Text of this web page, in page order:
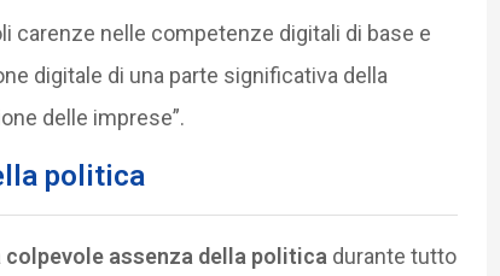
carenze nelle competenze digitali di base e
digitale di una parte significativa della
delle imprese”.
politica
assenza della politica durante tutto